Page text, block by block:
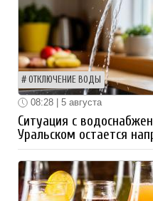
ОТКЛЮЧЕНИЕ ВОДЫ
08:28 | 5 августа
Ситуация с
Уральском остается